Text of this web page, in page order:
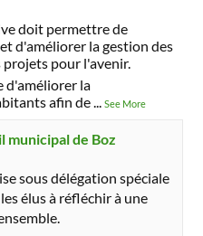
doit permettre de
d'améliorer la gestion des
projets pour l'avenir.
d'améliorer la
afin de...See More
municipal de Boz
sous délégation spéciale
élus à réfléchir à une